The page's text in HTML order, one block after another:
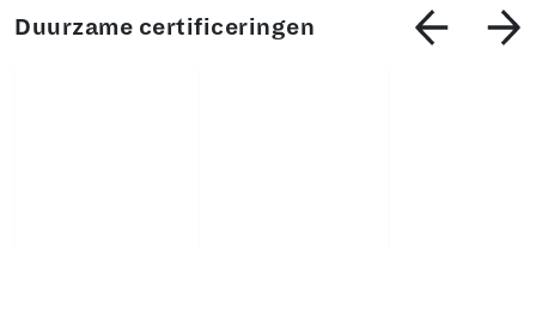
Duurzame certificeringen